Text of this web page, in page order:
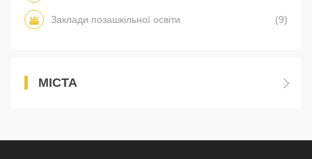
Заклади позашкільної освіти (9)
МІСТА